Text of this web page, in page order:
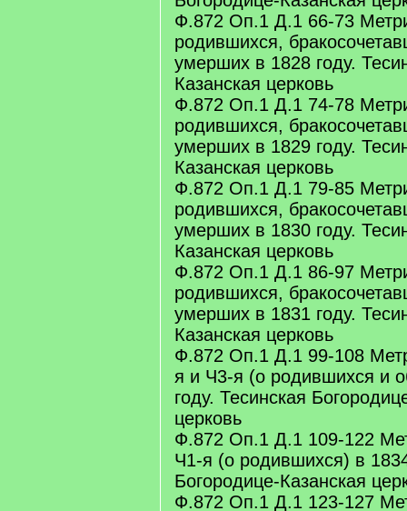
Ф.872 Оп.1 Д.1 66-73
родившихся,
умерших в 1828 году.
Казанская церковь
Ф.872 Оп.1 Д.1 74-78
родившихся,
умерших в 1829 году.
Казанская церковь
Ф.872 Оп.1 Д.1 79-85
родившихся,
умерших в 1830 году.
Казанская церковь
Ф.872 Оп.1 Д.1 86-97
родившихся,
умерших в 1831 году.
Казанская церковь
Ф.872 Оп.1 Д.1 99-108
я и Ч3-я (о родившихся и
году. Тесинская
церковь
Ф.872 Оп.1 Д.1 109-122
Ч1-я (о родившихся) в
Богородице-Казанская
Ф.872 Оп.1 Д.1 123-127